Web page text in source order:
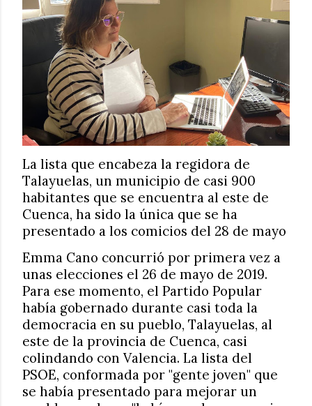
La lista que encabeza la regidora de
Talayuelas, un municipio de casi 900
habitantes que se encuentra al este de
Cuenca, ha sido la única que se ha
presentado a los comicios del 28 de mayo
Emma Cano concurrió por primera vez a
unas elecciones el 26 de mayo de 2019.
Para ese momento, el Partido Popular
había gobernado durante casi toda la
democracia en su pueblo, Talayuelas, al
este de la provincia de Cuenca, casi
colindando con Valencia. La lista del
PSOE, conformada por "gente joven" que
se había presentado para mejorar un